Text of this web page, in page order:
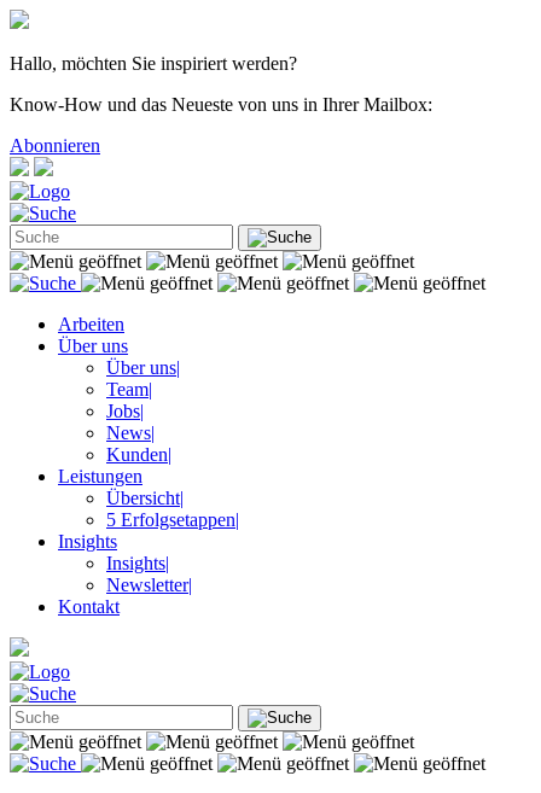
Hallo, möchten Sie inspiriert werden?
Know-How und das Neueste von uns in Ihrer Mailbox:
Abonnieren
Arbeiten
Über uns
Über uns|
Team|
Jobs|
News|
Kunden|
Leistungen
Übersicht|
5 Erfolgsetappen|
Insights
Insights|
Newsletter|
Kontakt